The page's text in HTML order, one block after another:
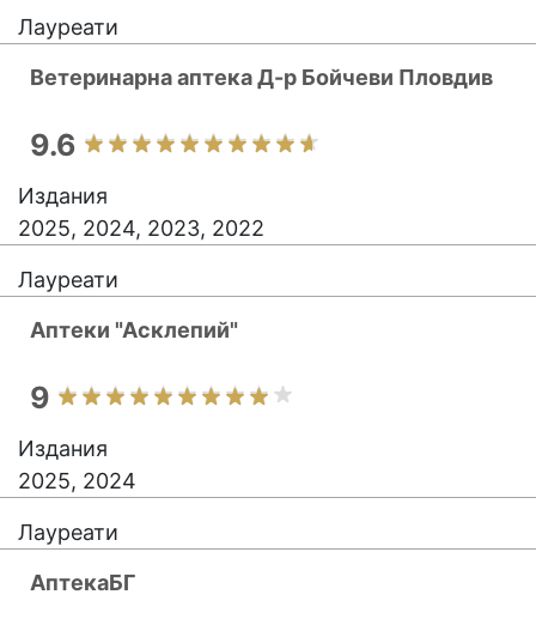
Лауреати
Ветеринарна аптека Д-р Бойчеви Пловдив
9.6
Издания
2025, 2024, 2023, 2022
Лауреати
Аптеки "Асклепий"
9
Издания
2025, 2024
Лауреати
АптекаБГ